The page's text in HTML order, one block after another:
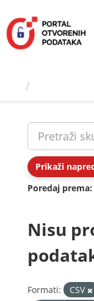
sadržaj
Prikaži
Poredaj prema
Nisu
Formati: CSV